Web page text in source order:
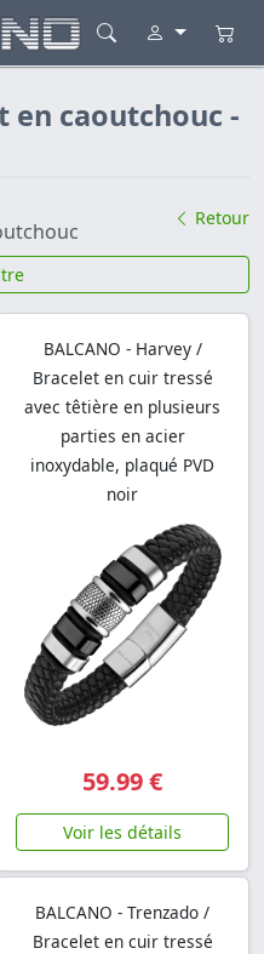
en caoutchouc -
Retour
BALCANO - Harvey /
Bracelet en cuir tressé
avec têtière en plusieurs
parties en acier
inoxydable, plaqué PVD
noir
59.99 €
Voir les détails
BALCANO - Trenzado /
Bracelet en cuir tressé